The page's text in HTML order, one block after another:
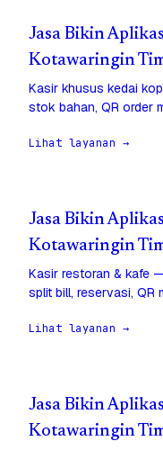
Jasa Bikin
Kotawaringin
Kasir khusus kedai
stok bahan, QR order
Lihat layanan →
Jasa Bikin
Kotawaringin
Kasir restoran & kafe
split bill, reservasi, QR
Lihat layanan →
Jasa Bikin
Kotawaringin